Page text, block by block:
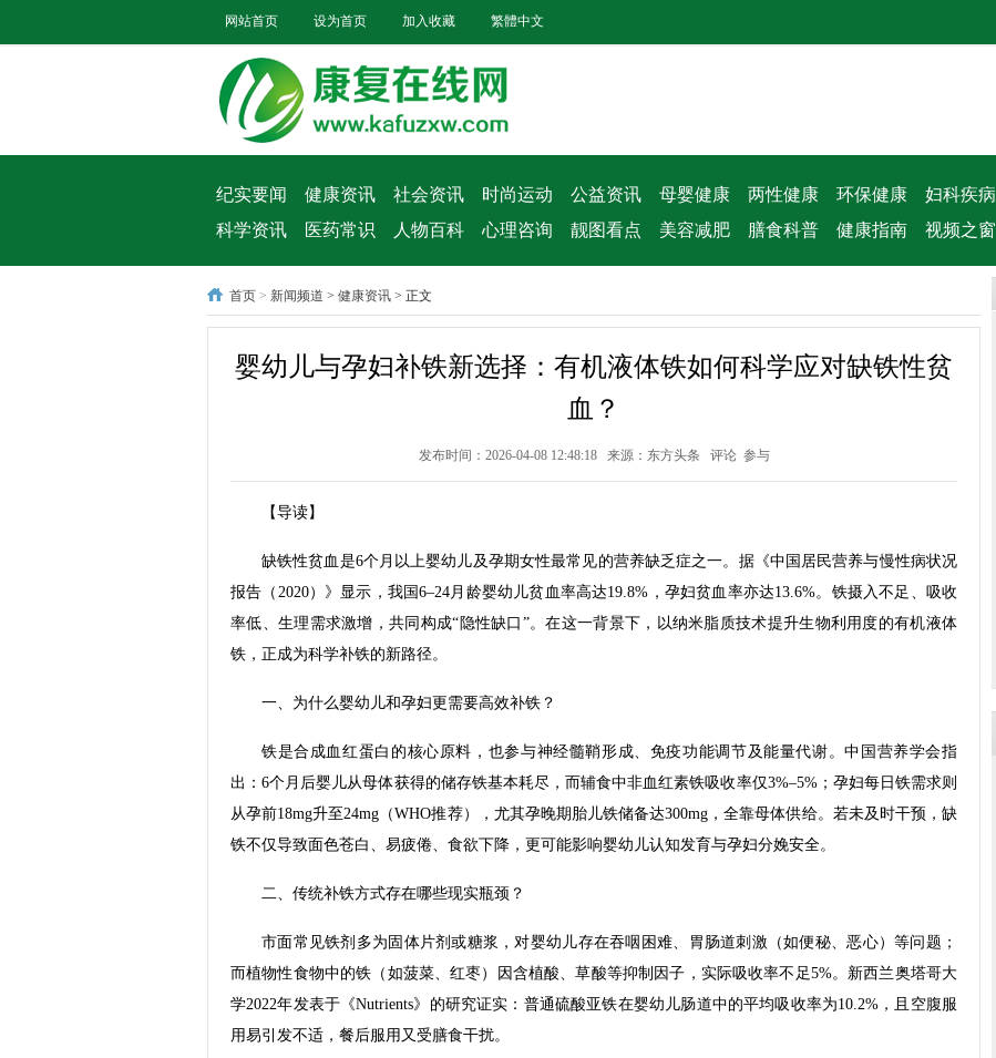
网站首页 设为首页 加入收藏 繁體中文
纪实要闻 健康资讯 社会资讯 时尚运动 公益资讯 母婴健康 两性健康 环保健康 妇科疾病
科学资讯
医药常识 人物百科 心理咨询 靓图看点 美容减肥 膳食科普 健康指南 视频之窗
首页 > 新闻频道 > 健康资讯 > 正文
婴幼儿与孕妇补铁新选择：有机液体铁如何科学应对缺铁性贫
血？
发布时间：2026-04-08 12:48:18 来源： 东方头条 评论 参与
【导读】
缺铁性贫血是6个月以上婴幼儿及孕期女性最常见的营养缺乏症之一。据《中国居民营养与慢性病状况
报告（2020）》显示，我国6–24月龄婴幼儿贫血率高达19.8%，孕妇贫血率亦达13.6%。铁摄入不足、吸收
率低、生理需求激增，共同构成“隐性缺口”。在这一背景下，以纳米脂质技术提升生物利用度的有机液体
铁，正成为科学补铁的新路径。
一、为什么婴幼儿和孕妇更需要高效补铁？
铁是合成血红蛋白的核心原料，也参与神经髓鞘形成、免疫功能调节及能量代谢。中国营养学会指
出：6个月后婴儿从母体获得的储存铁基本耗尽，而辅食中非血红素铁吸收率仅3%–5%；孕妇每日铁需求则
从孕前18mg升至24mg（WHO推荐），尤其孕晚期胎儿铁储备达300mg，全靠母体供给。若未及时干预，缺
铁不仅导致面色苍白、易疲倦、食欲下降，更可能影响婴幼儿认知发育与孕妇分娩安全。
二、传统补铁方式存在哪些现实瓶颈？
市面常见铁剂多为固体片剂或糖浆，对婴幼儿存在吞咽困难、胃肠道刺激（如便秘、恶心）等问题；
而植物性食物中的铁（如菠菜、红枣）因含植酸、草酸等抑制因子，实际吸收率不足5%。新西兰奥塔哥大
学2022年发表于《Nutrients》的研究证实：普通硫酸亚铁在婴幼儿肠道中的平均吸收率为10.2%，且空腹服
用易引发不适，餐后服用又受膳食干扰。